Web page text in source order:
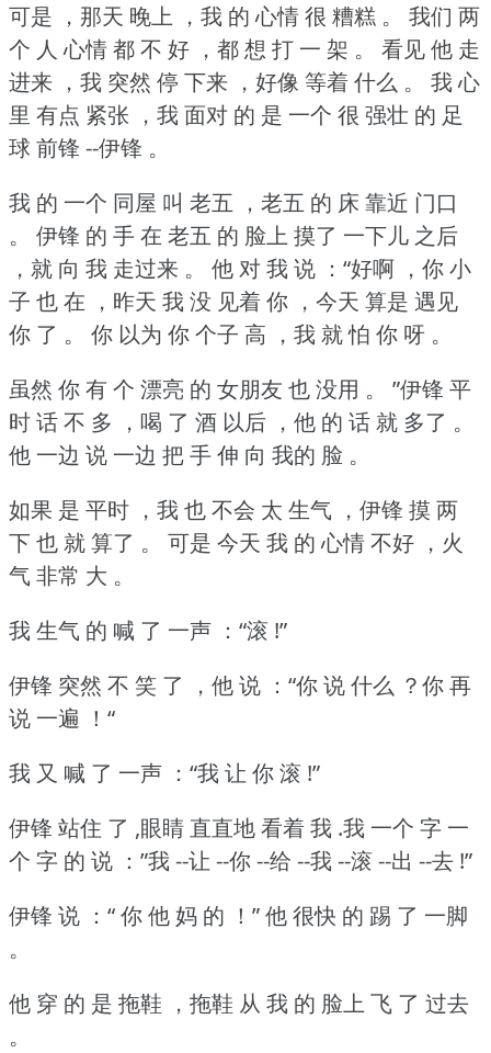
可是 ，那天 晚上 ，我 的 心情 很 糟糕 。
我们 两
个 人 心情 都 不 好 ，都 想 打 一 架 。
看见 他 走
进来 ，我 突然 停 下来 ，好像 等着 什么 。
我 心
里 有点 紧张 ，我 面对 的 是 一个 很 强壮 的 足
球 前锋 --伊锋 。
我 的 一个 同屋 叫 老五 ，老五 的 床 靠近 门口
。
伊锋 的 手 在 老五 的 脸上 摸了 一下儿 之后
，就 向 我 走过来 。
他 对 我 说 ：“好啊 ，你 小
子 也 在 ，昨天 我 没 见着 你 ，今天 算是 遇见
你 了 。
你 以为 你 个子 高 ，我 就 怕 你 呀 。
虽然 你 有 个 漂亮 的 女朋友 也 没用 。
”伊锋 平
时 话 不 多 ，喝 了 酒 以后 ，他 的 话 就 多了 。
他 一边 说 一边 把 手 伸 向 我的 脸 。
如果 是 平时 ，我 也 不会 太 生气 ，伊锋 摸 两
下 也 就 算了 。
可是 今天 我 的 心情 不好 ，火
气 非常 大 。
我 生气 的 喊 了 一声 ：“滚 !”
伊锋 突然 不 笑 了 ，他 说 ：“你 说 什么 ？你 再
说 一遍 ！“
我 又 喊 了 一声 ：“我 让 你 滚 !”
伊锋 站住 了 ,眼睛 直直地 看着 我 .我 一个 字 一
个 字 的 说 ：”我 --让 --你 --给 --我 --滚 --出 --去 !”
伊锋 说 ：“ 你 他 妈 的 ！” 他 很快 的 踢 了 一脚
。
他 穿 的 是 拖鞋 ，拖鞋 从 我 的 脸上 飞 了 过去
。